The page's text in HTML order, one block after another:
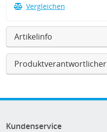
Vergleichen
Artikelinfo
Produktverantwortlicher
Kundenservice